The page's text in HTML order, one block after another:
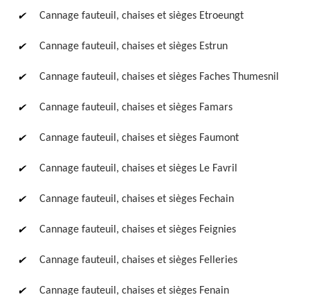
Cannage fauteuil, chaises et sièges Etroeungt
Cannage fauteuil, chaises et sièges Estrun
Cannage fauteuil, chaises et sièges Faches Thumesnil
Cannage fauteuil, chaises et sièges Famars
Cannage fauteuil, chaises et sièges Faumont
Cannage fauteuil, chaises et sièges Le Favril
Cannage fauteuil, chaises et sièges Fechain
Cannage fauteuil, chaises et sièges Feignies
Cannage fauteuil, chaises et sièges Felleries
Cannage fauteuil, chaises et sièges Fenain